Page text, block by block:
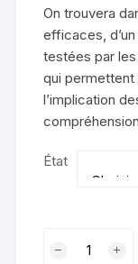
On trouvera
efficaces,
testées par
qui permettent
l’implication
État